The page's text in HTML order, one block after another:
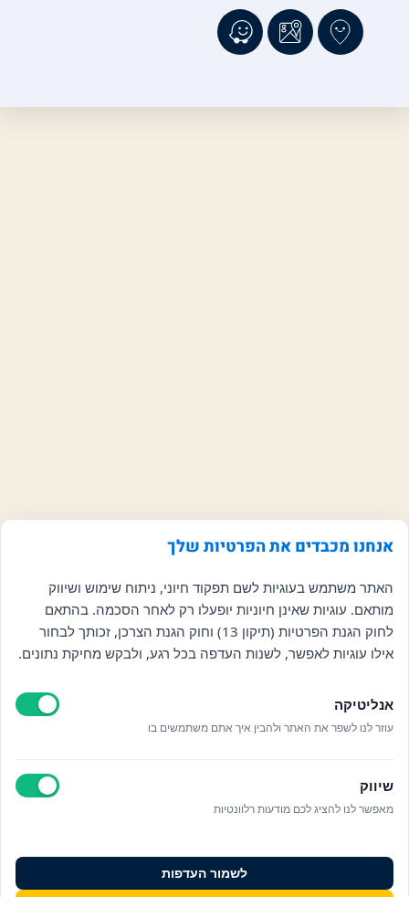
אנחנו מכבדים את הפרטיות שלך
האתר משתמש בעוגיות לשם תפקוד חיוני, ניתוח שימוש ושיווק
מותאם. עוגיות שאינן חיוניות יופעלו רק לאחר הסכמה. בהתאם
לחוק הגנת הפרטיות (תיקון 13) וחוק הגנת הצרכן, זכותך לבחור
אילו עוגיות לאפשר, לשנות העדפה בכל רגע, ולבקש מחיקת נתונים.
אנליטיקה
עוזר לנו לשפר את האתר ולהבין איך אתם משתמשים בו
שיווק
מאפשר לנו להציג לכם מודעות רלוונטיות
לשמור העדפות